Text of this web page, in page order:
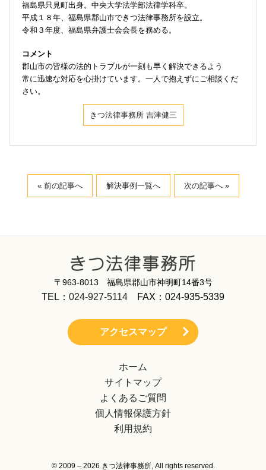
福島県只見町出身。中央大学法学部法律学科卒。
平成１８年、福島県郡山市できつ法律事務所を設立。
令和３年度、福島県弁護士会会長を務める。
コメント
郡山市の皆様の法的トラブルが一刻も早く解決できるよう
常に迅速な対応を心掛けています。一人で抱えずにご相談くだ
さい。
きつ法律事務所 吉津健三
« 前の記事へ 解決事例一覧へ 次の記事へ »
〒963-8013 福島県郡山市神明町14番3号
TEL： 024-927-5114 FAX：024-935-5339
アクセスマップ
ホーム
サイトマップ
よくあるご質問
個人情報保護方針
利用規約
© 2009 – 2026 きつ法律事務所, All rights reserved.